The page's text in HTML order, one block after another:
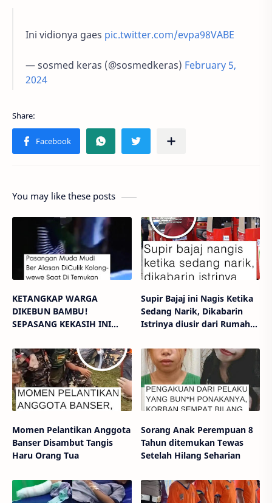
Ini vidionya gaes pic.twitter.com/evpa98VABE
— sosmed keras (@sosmedkeras) February 5,
2024
You may like these posts
KETANGKAP WARGA
DIKEBUN BAMBU!
SEPASANG KEKASIH INI
KOLONG WEWE.
Supir Bajaj ini Nagis Ketika
Sedang Narik, Dikabarin
Istrinya diusir dari Rumah
Momen Pelantikan Anggota
Banser Disambut Tangis
Haru Orang Tua
Sorang Anak Perempuan 8
Tahun ditemukan Tewas
Setelah Hilang Seharian